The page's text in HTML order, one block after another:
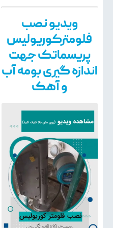
ویدیو نصب
فلومترکوریولیس
پریسماتک جهت
اندازه گیری بومه آب
و آهک